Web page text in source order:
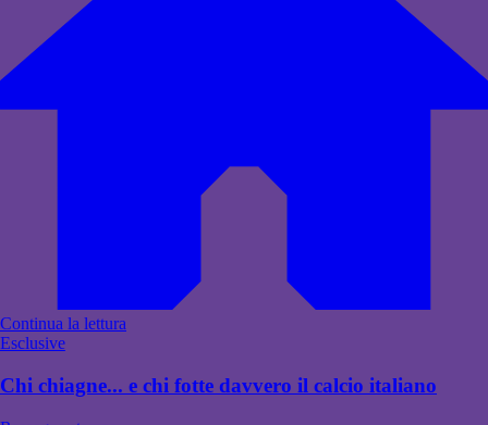
Continua la lettura
Esclusive
Chi chiagne... e chi fotte davvero il calcio italiano